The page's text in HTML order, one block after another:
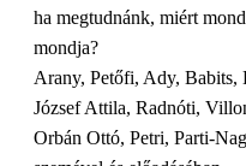
ha megtudnánk, miért
mondja?
Arany, Petőfi, Ady,
József Attila, Radnóti,
Orbán Ottó, Petri, Parti-